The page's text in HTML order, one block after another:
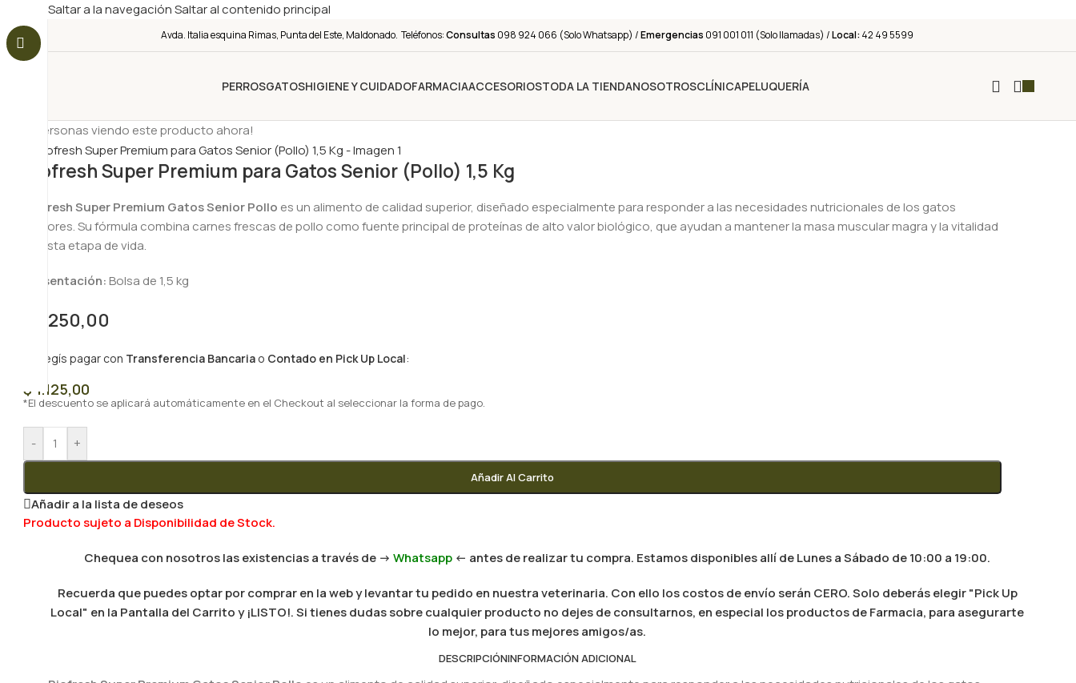
Saltar a la navegaciónSaltar al contenido principal
Avda. Italia esquina Rimas, Punta del Este, Maldonado. Teléfonos:Consultas 098 924 066 (Solo Whatsapp) /Emergencias 091 001 011 (Solo llamadas) /Local: 42 49 5599
PERROSGATOSHIGIENE Y CUIDADOFARMACIAACCESORIOSTODA LA TIENDANOSOTROSCLÍNICAPELUQUERÍA
¡Personas viendo este producto ahora!
Biofresh Super Premium para Gatos Senior (Pollo) 1,5 Kg
Biofresh Super Premium Gatos Senior Pollo es un alimento de calidad superior, diseñado especialmente para responder a las necesidades nutricionales de los gatos
mayores. Su fórmula combina carnes frescas de pollo como fuente principal de proteínas de alto valor biológico, que ayudan a mantener la masa muscular magra y la vitalidad
en esta etapa de vida.
Presentación:Bolsa de 1,5 kg
1.250,00
Si elegís pagar con Transferencia Bancaria o Contado en Pick Up Local:
$ 1.125,00
*El descuento se aplicará automáticamente en el Checkout al seleccionar la forma de pago.
- +
Añadir Al Carrito
Añadir a la lista de deseos
Producto sujeto a Disponibilidad de Stock.
Chequea con nosotros las existencias a través de -> Whatsapp <- antes de realizar tu compra. Estamos disponibles allí de Lunes a Sábado de 10:00 a 19:00.
Recuerda que puedes optar por comprar en la web y levantar tu pedido en nuestra veterinaria. Con ello los costos de envío serán CERO. Solo deberás elegir "Pick Up
Local" en la Pantalla del Carrito y ¡LISTO!. Si tienes dudas sobre cualquier producto no dejes de consultarnos, en especial los productos de Farmacia, para asegurarte
lo mejor, para tus mejores amigos/as.
DESCRIPCIÓNINFORMACIÓN ADICIONAL